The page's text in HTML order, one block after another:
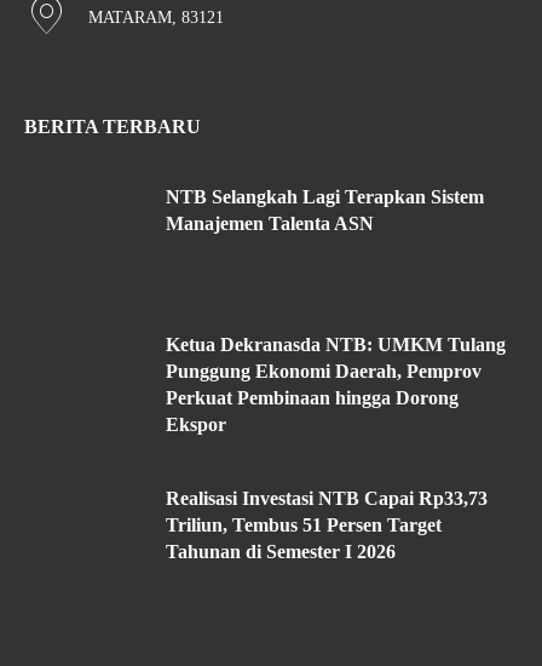
MATARAM, 83121
BERITA TERBARU
NTB Selangkah Lagi Terapkan Sistem
Manajemen Talenta ASN
Ketua Dekranasda NTB: UMKM Tulang
Punggung Ekonomi Daerah, Pemprov
Perkuat Pembinaan hingga Dorong
Ekspor
Realisasi Investasi NTB Capai Rp33,73
Triliun, Tembus 51 Persen Target
Tahunan di Semester I 2026